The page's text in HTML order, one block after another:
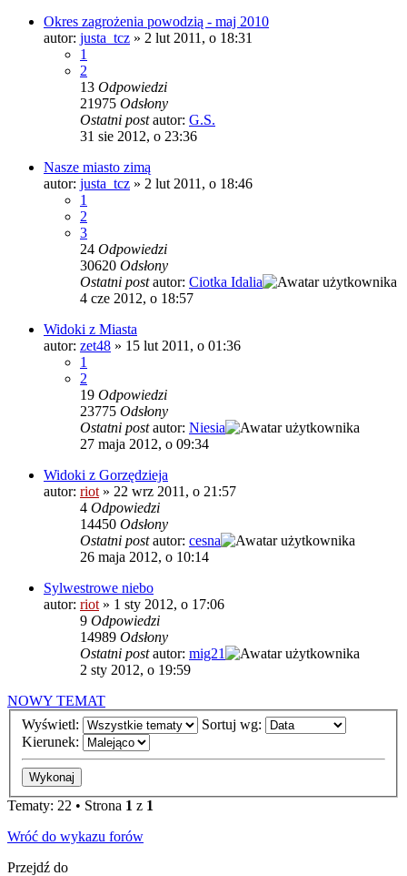
Okres zagrożenia powodzią - maj 2010
autor: justa_tcz » 2 lut 2011, o 18:31
1
2
13 Odpowiedzi
21975 Odsłony
Ostatni postautor: G.S.
31 sie 2012, o 23:36
Nasze miasto zimą
autor: justa_tcz » 2 lut 2011, o 18:46
1
2
3
24 Odpowiedzi
30620 Odsłony
Ostatni postautor: Ciotka Idalia
4 cze 2012, o 18:57
Widoki z Miasta
autor: zet48 » 15 lut 2011, o 01:36
1
2
19 Odpowiedzi
23775 Odsłony
Ostatni postautor: Niesia
27 maja 2012, o 09:34
Widoki z Gorzędzieja
autor: riot » 22 wrz 2011, o 21:57
4 Odpowiedzi
14450 Odsłony
Ostatni postautor: cesna
26 maja 2012, o 10:14
Sylwestrowe niebo
autor: riot » 1 sty 2012, o 17:06
9 Odpowiedzi
14989 Odsłony
Ostatni postautor: mig21
2 sty 2012, o 19:59
NOWY TEMAT
Wyświetl:
Sortuj wg:
Kierunek:
Tematy: 22 • Strona 1 z 1
Wróć do wykazu forów
Przejdź do